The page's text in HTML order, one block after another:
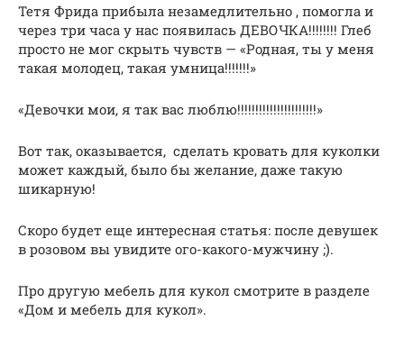
Тетя Фрида прибыла незамедлительно , помогла и
через три часа у нас появилась ДЕВОЧКА!!!!!!!! Глеб
просто не мог скрыть чувств — «Родная, ты у меня
такая молодец, такая умница!!!!!!!»
«Девочки мои, я так вас люблю!!!!!!!!!!!!!!!!!!!!!!»
Вот так, оказывается, сделать кровать для куколки
может каждый, было бы желание, даже такую
шикарную!
Скоро будет еще интересная статья: после девушек
в розовом вы увидите ого-какого-мужчину ;).
Про другую мебель для кукол смотрите в разделе
«Дом и мебель для кукол».